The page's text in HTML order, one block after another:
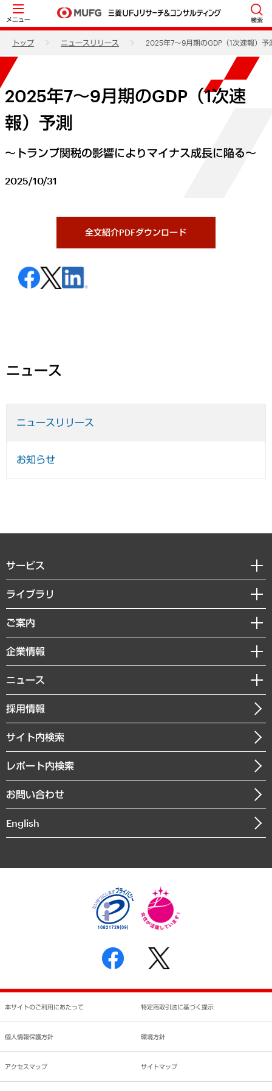
メニュー 検索
トップ ニュースリリース 2025年7～9月期のGDP（1次速報）予
2025年7～9月期のGDP（1次速
報）予測
～トランプ関税の影響によりマイナス成長に陥る～
2025/10/31
全文紹介PDFダウンロード
ニュース
ニュースリリース
お知らせ
サービス
経営戦略
組織・人事戦略
デジタルイノベーション
共生・ダイバーシティ
GRC（ガバナンス・リスク・コンプライアンス）・防災（政策）
経済・産業・雇用・労働
まちづくり・観光・交通・スポーツ・スマートシティ
自然資源・農林水産業・食料システム
ライブラリ
経済調査
レポート
コラム
経営用語集
受託・受注実績（官公庁関連）
メディア掲載・出演
ご案内
セミナー・イベント情報
MUFGビジネスセミナー
受託案件情報
企業情報
私たちの想い
社長メッセージ
会社概要
沿革
組織図・本部部室紹介
インドネシア現地法人
個人情報保護方針
反社会的勢力に対する基本方針
書面による個人情報の開示等の請求の手続きについて
ニュース
ニュースリリース
お知らせ
採用情報
サイト内検索
レポート内検索
お問い合わせ
English
本サイトのご利用にあたって 特定商取引法に基づく提示
個人情報保護方針 環境方針
アクセスマップ サイトマップ